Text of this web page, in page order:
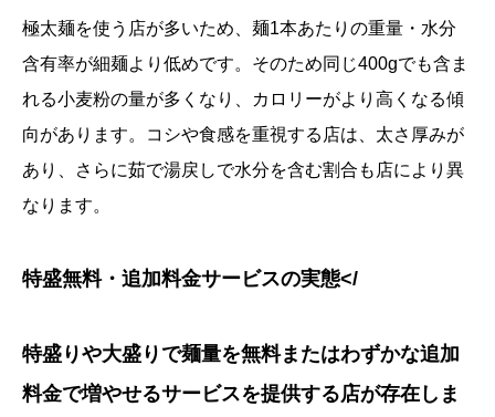
極太麺を使う店が多いため、麺1本あたりの重量・水分
含有率が細麺より低めです。そのため同じ400gでも含ま
れる小麦粉の量が多くなり、カロリーがより高くなる傾
向があります。コシや食感を重視する店は、太さ厚みが
あり、さらに茹で湯戻しで水分を含む割合も店により異
なります。
特盛無料・追加料金サービスの実態</
特盛りや大盛りで麺量を無料またはわずかな追加
料金で増やせるサービスを提供する店が存在しま